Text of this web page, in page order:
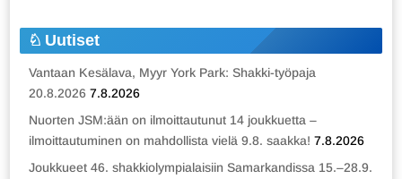
Uutiset
Vantaan Kesälava, Myyr York Park: Shakki-työpaja
20.8.2026 7.8.2026
Nuorten JSM:ään on ilmoittautunut 14 joukkuetta –
ilmoittautuminen on mahdollista vielä 9.8. saakka! 7.8.2026
Joukkueet 46. shakkiolympialaisiin Samarkandissa 15.–28.9.